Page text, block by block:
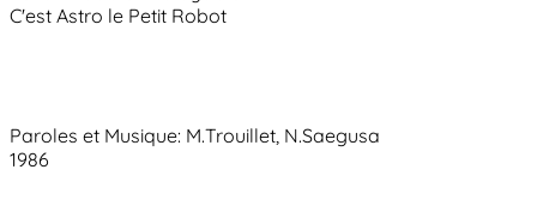
C'est Astro le Petit Robot
Paroles et Musique: M.Trouillet, N.Saegusa
1986